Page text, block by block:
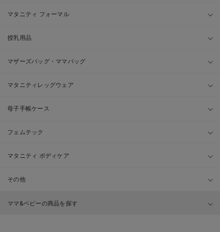
マタニティ フォーマル
授乳用品
マザーズバッグ・ママバッグ
マタニティレッグウェア
母子手帳ケース
フェムテック
マタニティ ボディケア
その他
ママ&ベビーの商品を探す